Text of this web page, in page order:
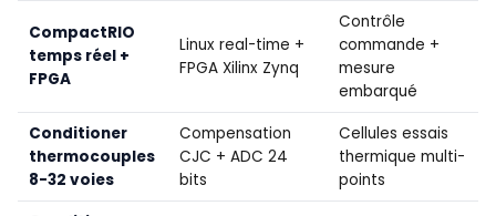
CompactRIO
temps réel +
FPGA
Linux real-time +
FPGA Xilinx Zynq
Contrôle
commande +
mesure
embarqué
Conditioner
thermocouples
8-32 voies
Compensation
CJC + ADC 24
bits
Cellules essais
thermique multi-
points